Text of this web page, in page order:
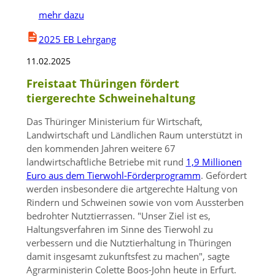
mehr dazu
2025 EB Lehrgang
11.02.2025
Freistaat Thüringen fördert
tiergerechte Schweinehaltung
Das Thüringer Ministerium für Wirtschaft,
Landwirtschaft und Ländlichen Raum unterstützt in
den kommenden Jahren weitere 67
landwirtschaftliche Betriebe mit rund 1,9 Millionen
Euro aus dem Tierwohl-Förderprogramm. Gefördert
werden insbesondere die artgerechte Haltung von
Rindern und Schweinen sowie von vom Aussterben
bedrohter Nutztierrassen. Unser Ziel ist es,
Haltungsverfahren im Sinne des Tierwohl zu
verbessern und die Nutztierhaltung in Thüringen
damit insgesamt zukunftsfest zu machen , sagte
Agrarministerin Colette Boos-John heute in Erfurt.